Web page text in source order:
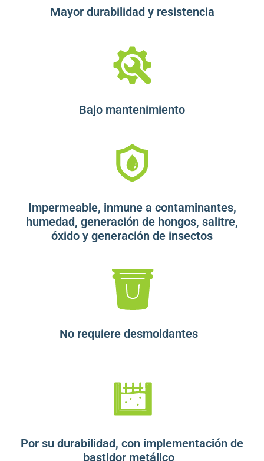
Mayor durabilidad y resistencia
Bajo mantenimiento
Impermeable, inmune a contaminantes,
humedad, generación de hongos, salitre,
óxido y generación de insectos
No requiere desmoldantes
Por su durabilidad, con implementación de
bastidor metálico